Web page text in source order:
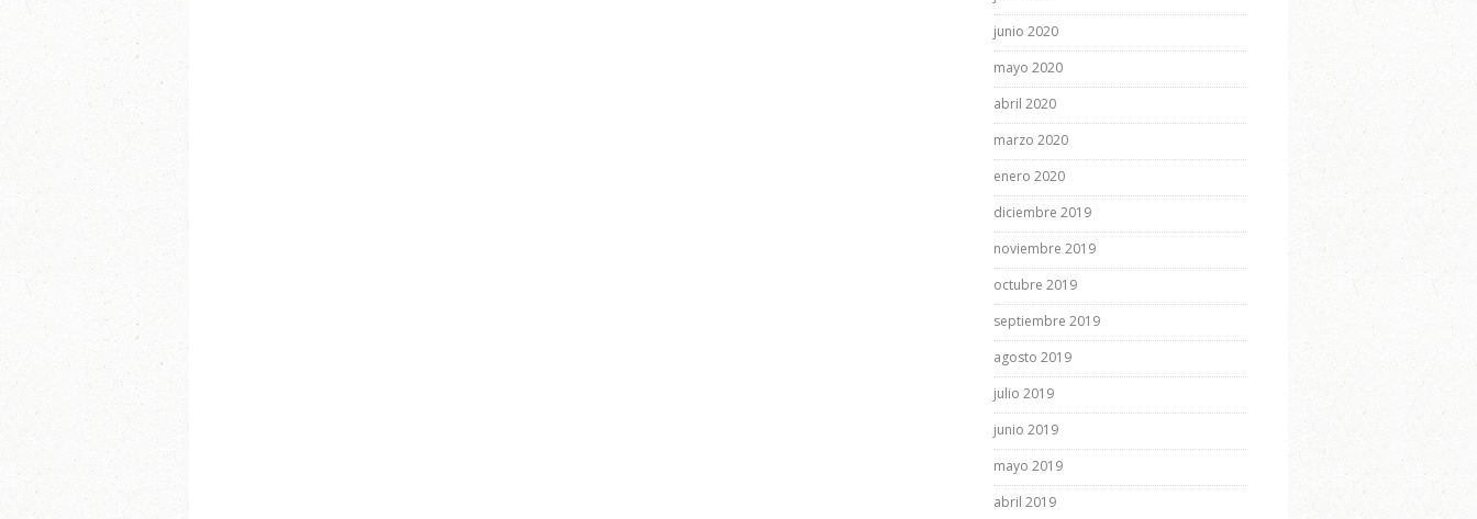
junio 2020
mayo 2020
abril 2020
marzo 2020
enero 2020
diciembre 2019
noviembre 2019
octubre 2019
septiembre 2019
agosto 2019
julio 2019
junio 2019
mayo 2019
abril 2019